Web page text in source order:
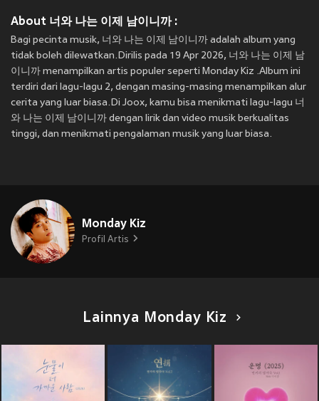
About 너와 나는 이제 남이니까 :
Bagi pecinta musik, 너와 나는 이제 남이니까 adalah album yang
tidak boleh dilewatkan.Dirilis pada 19 Apr 2026, 너와 나는 이제 남
이니까 menampilkan artis populer seperti Monday Kiz .Album ini
terdiri dari lagu-lagu 2, dengan masing-masing menampilkan alur
cerita yang luar biasa.Di Joox, kamu bisa menikmati lagu-lagu 너
와 나는 이제 남이니까 dengan lirik dan video musik berkualitas
tinggi, dan menikmati pengalaman musik yang luar biasa.
Monday Kiz
Profil Artis
Lainnya Monday Kiz